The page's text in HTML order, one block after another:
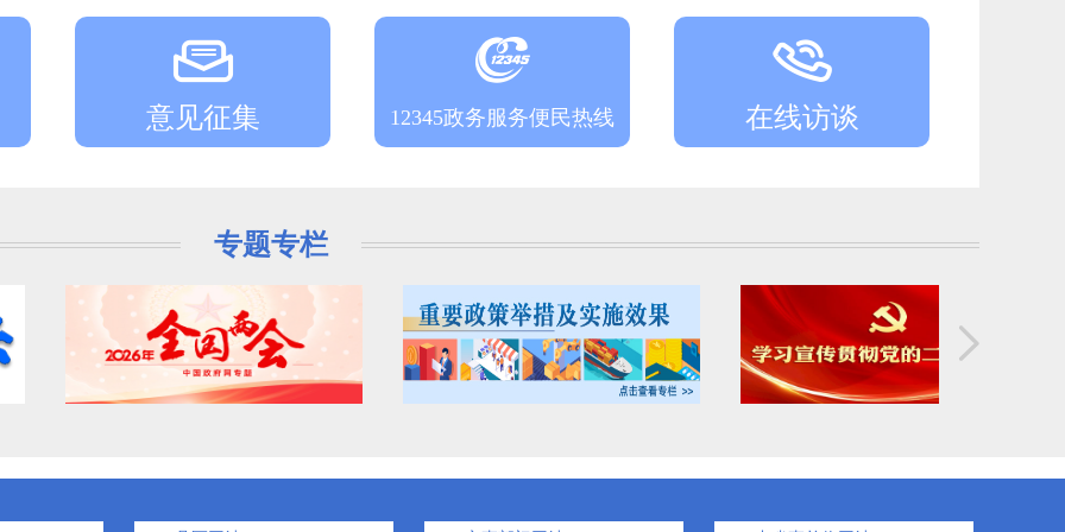
2026年阜新市细河区教育系统面向社会公开招聘中小学教师笔试公告
意见征集 12345政务服务便民热线 在线访谈
专题专栏